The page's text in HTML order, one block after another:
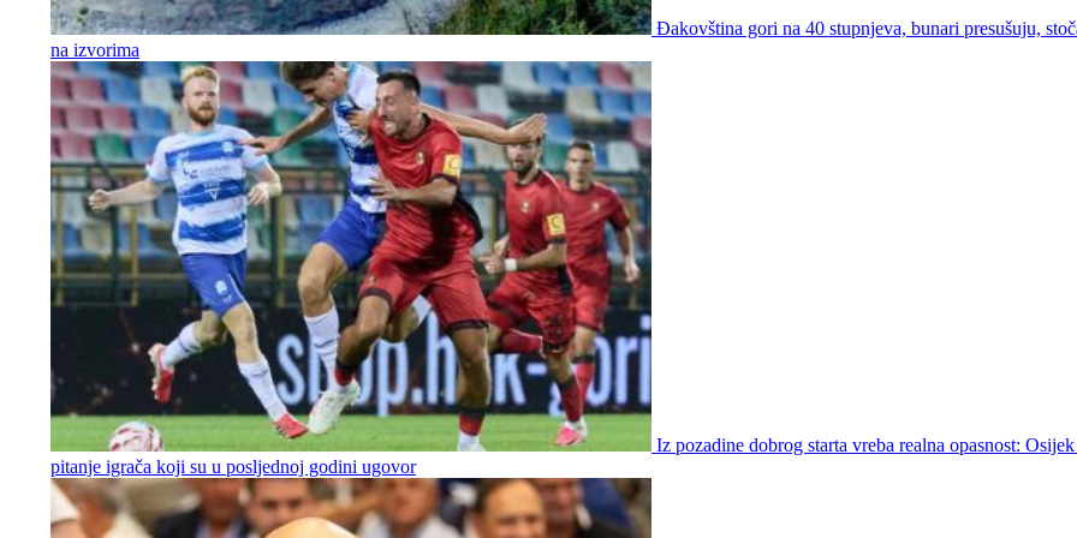
Đakovština gori na 40 stupnjeva, bunari presušuju,
na izvorima
Iz pozadine dobrog starta vreba realna opasnost: Osijek
pitanje igrača koji su u posljednoj godini ugovor